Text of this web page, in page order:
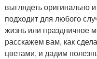
выглядеть оригинально
подходит для любого
жизнь или праздничное
расскажем вам, как
цветами, и дадим